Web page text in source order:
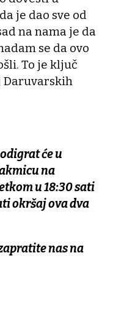
je dao sve od
na nama je da
se da ovo
To je ključ
Daruvarskih
odigrat će u
na
u 18:30sati
okršaj ova dva
nas na